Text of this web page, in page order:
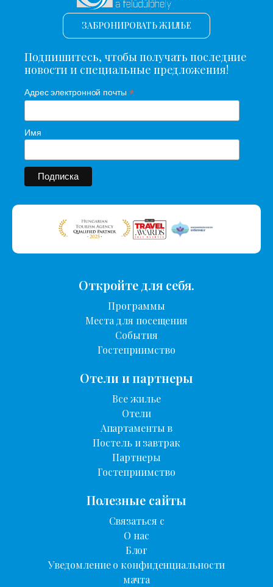
ЗАБРОНИРОВАТЬ ЖИЛЬЕ
Подпишитесь, чтобы получать последние
новости и специальные предложения!
Адрес электронной почты *
Имя
Откройте для себя.
Программы
Места для посещения
События
Гостеприимство
Отели и партнеры
Все жилье
Отели
Апартаменты в
Постель и завтрак
Партнеры
Гостеприимство
Полезные сайты
Связаться с
О нас
Блог
Уведомление о конфиденциальности
мачта